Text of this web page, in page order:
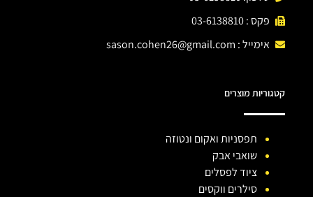
פקס : 03-6138810
אימייל : sason.cohen26@gmail.com
קטגוריות מוצרים
תפסניות ואקום ונטוזה
שואבי אבק
ציוד לפסלים
סילרים ווקסים